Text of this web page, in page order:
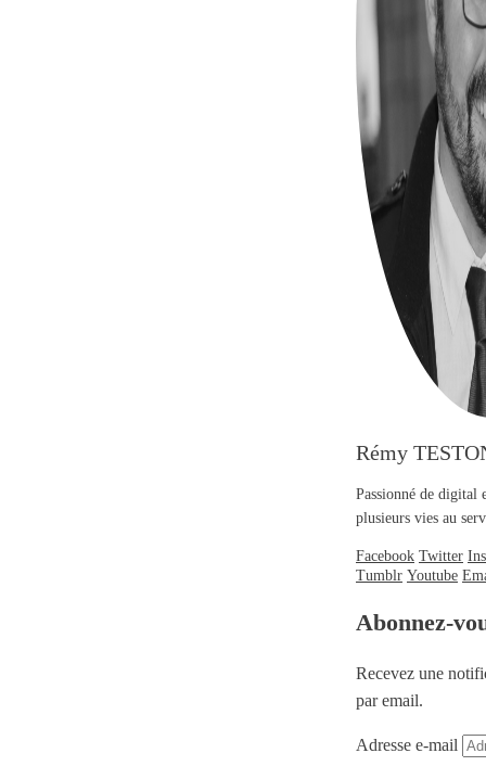
Rémy
Passionné de digital
plusieurs vies au
Facebook Twitter
Tumblr Youtube
Abonnez-
Recevez une
par email.
Adresse e-mail